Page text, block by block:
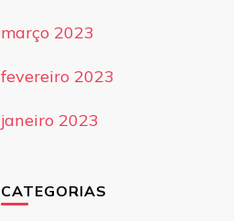
março 2023
fevereiro 2023
janeiro 2023
CATEGORIAS